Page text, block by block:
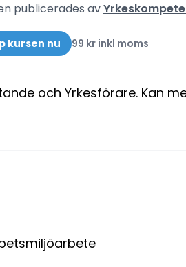
publicerades av
kursen nu 99 kr inkl moms
och Yrkesförare. Kan